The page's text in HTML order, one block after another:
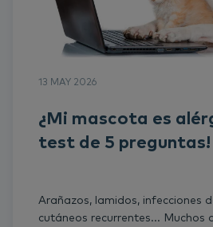
13 MAY 2026
¿Mi mascota es
test de 5 preguntas!
Arañazos, lamidos, infecciones
cutáneos recurrentes... Muchos